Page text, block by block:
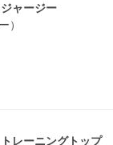
ャージー
）
レーニングトップ